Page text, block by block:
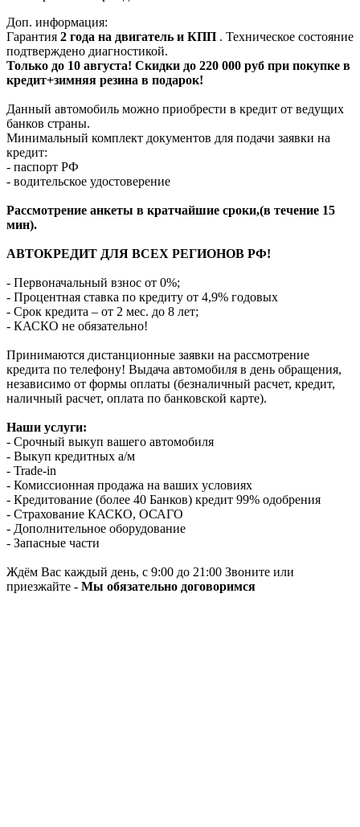
Доп. информация:
Гарантия 2 года на двигатель и КПП . Техническое состояние
подтверждено диагностикой.
Только до 10 августа! Скидки до 220 000 руб при покупке в
кредит+зимняя резина в подарок!
Данный автомобиль можно приобрести в кредит от ведущих
банков страны.
Минимальный комплект документов для подачи заявки на
кредит:
- паспорт РФ
- водительское удостоверение
Рассмотрение анкеты в кратчайшие сроки,(в течение 15
мин).
АВТОКРЕДИТ ДЛЯ ВСЕХ РЕГИОНОВ РФ!
- Первоначальный взнос от 0%;
- Процентная ставка по кредиту от 4,9% годовых
- Срок кредита – от 2 мес. до 8 лет;
- КАСКО не обязательно!
Принимаются дистанционные заявки на рассмотрение
кредита по телефону! Выдача автомобиля в день обращения,
независимо от формы оплаты (безналичный расчет, кредит,
наличный расчет, оплата по банковской карте).
Наши услуги:
- Срочный выкуп вашего автомобиля
- Выкуп кредитных а/м
- Trade-in
- Комиссионная продажа на ваших условиях
- Кредитование (более 40 Банков) кредит 99% одобрения
- Страхование КАСКО, ОСАГО
- Дополнительное оборудование
- Запасные части
Ждём Вас каждый день, с 9:00 до 21:00 Звоните или
приезжайте - Мы обязательно договоримся